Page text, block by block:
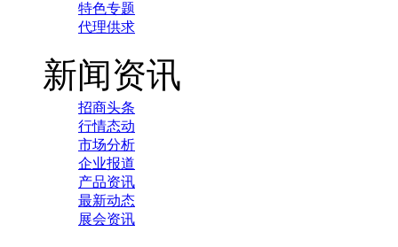
特色专题
代理供求
新闻资讯
招商头条
行情态动
市场分析
企业报道
产品资讯
最新动态
展会资讯